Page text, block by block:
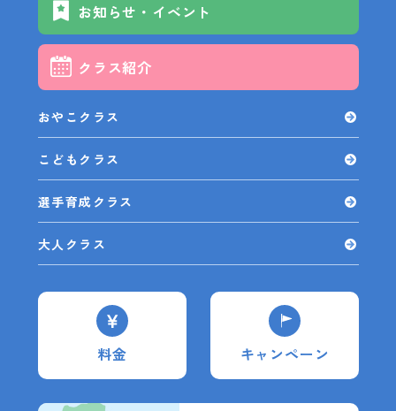
お知らせ・イベント
クラス紹介
おやこクラス
こどもクラス
選手育成クラス
大人クラス
料金 キャンペーン